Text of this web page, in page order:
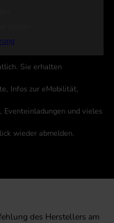
Sie erhalten
Infos zur eMobilität,
Eventeinladungen und vieles
wieder abmelden.
des Herstellers am